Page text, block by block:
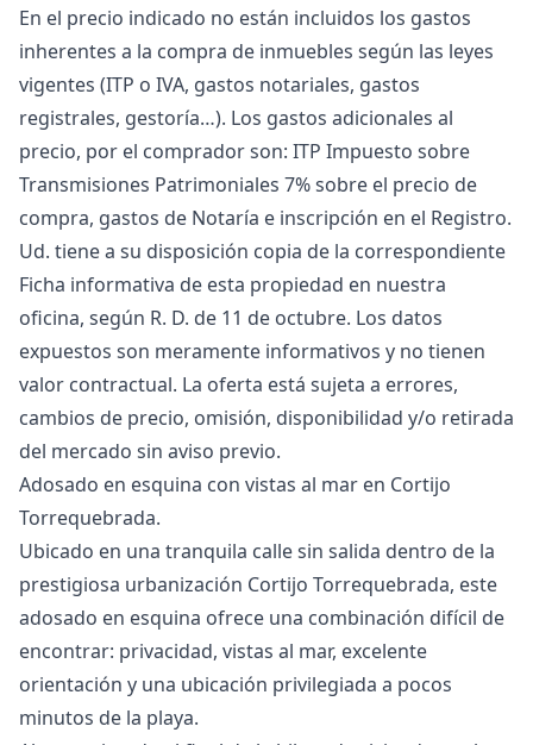
En el precio indicado no están incluidos los gastos
inherentes a la compra de inmuebles según las leyes
vigentes (ITP o IVA, gastos notariales, gastos
registrales, gestoría…). Los gastos adicionales al
precio, por el comprador son: ITP Impuesto sobre
Transmisiones Patrimoniales 7% sobre el precio de
compra, gastos de Notaría e inscripción en el Registro.
Ud. tiene a su disposición copia de la correspondiente
Ficha informativa de esta propiedad en nuestra
oficina, según R. D. de 11 de octubre. ‌Los ‌datos
‌expuestos ‌son ‌meramente informativos y no tienen
‌valor ‌contractual. ‌La oferta está ‌sujeta ‌a ‌errores,
‌cambios de ‌precio, omisión, disponibilidad ‌y/o ‌retirada
‌del ‌mercado ‌sin ‌aviso ‌previo.
Adosado en esquina con vistas al mar en Cortijo
Torrequebrada.
Ubicado en una tranquila calle sin salida dentro de la
prestigiosa urbanización Cortijo Torrequebrada, este
adosado en esquina ofrece una combinación difícil de
encontrar: privacidad, vistas al mar, excelente
orientación y una ubicación privilegiada a pocos
minutos de la playa.